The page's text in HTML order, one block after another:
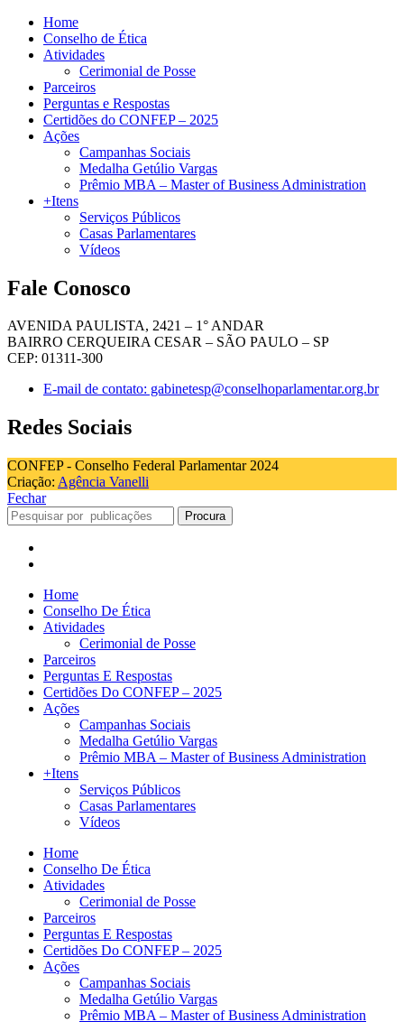
Home
Conselho de Ética
Atividades
Cerimonial de Posse
Parceiros
Perguntas e Respostas
Certidões do CONFEP – 2025
Ações
Campanhas Sociais
Medalha Getúlio Vargas
Prêmio MBA – Master of Business Administration
+Itens
Serviços Públicos
Casas Parlamentares
Vídeos
Fale Conosco
AVENIDA PAULISTA, 2421 – 1° ANDAR
BAIRRO CERQUEIRA CESAR – SÃO PAULO – SP
CEP: 01311-300
E-mail de contato: gabinetesp@conselhoparlamentar.org.br
Redes Sociais
CONFEP - Conselho Federal Parlamentar 2024
Criação: Agência Vanelli
Fechar
Procura
Home
Conselho De Ética
Atividades
Cerimonial de Posse
Parceiros
Perguntas E Respostas
Certidões Do CONFEP – 2025
Ações
Campanhas Sociais
Medalha Getúlio Vargas
Prêmio MBA – Master of Business Administration
+Itens
Serviços Públicos
Casas Parlamentares
Vídeos
Home
Conselho De Ética
Atividades
Cerimonial de Posse
Parceiros
Perguntas E Respostas
Certidões Do CONFEP – 2025
Ações
Campanhas Sociais
Medalha Getúlio Vargas
Prêmio MBA – Master of Business Administration